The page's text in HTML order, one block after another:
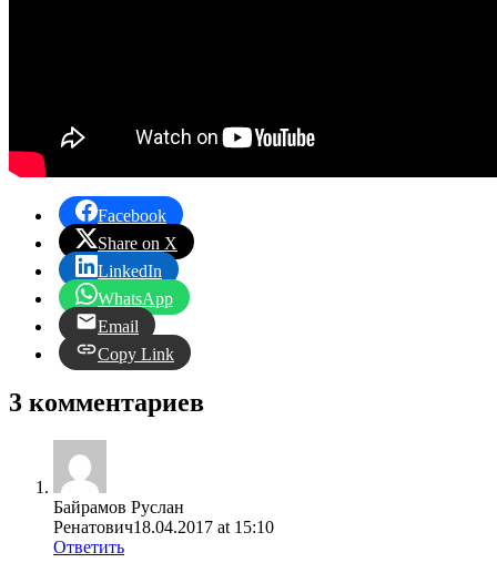
Facebook
Share on X
LinkedIn
WhatsApp
Email
Copy Link
3 комментариев
Байрамов Руслан
Ренатович18.04.2017 at 15:10
Ответить